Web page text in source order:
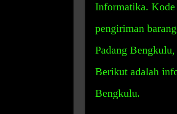
Informatika. Kode
pengiriman
Padang
Berikut adalah
Bengkulu.